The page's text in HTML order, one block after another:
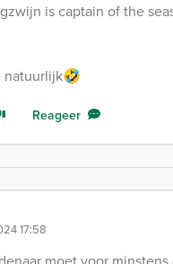
is captain of the
natuurlijk🤣
Reageer
17:58